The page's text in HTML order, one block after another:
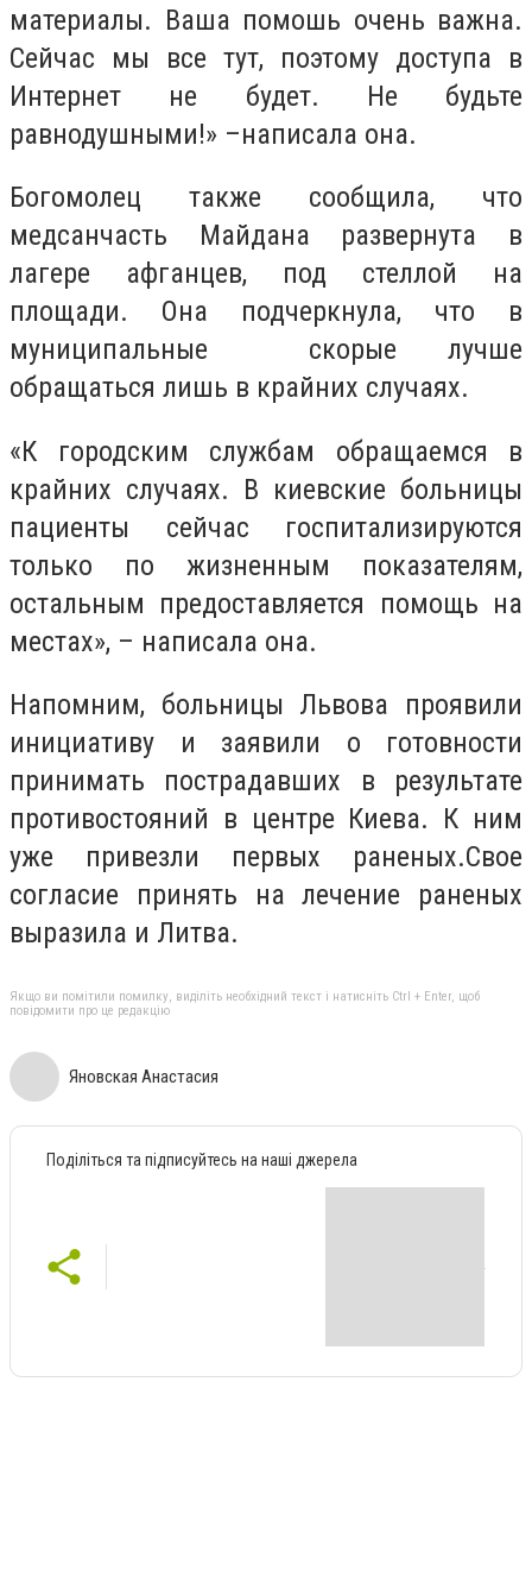
материалы. Ваша помошь очень важна.
Сейчас мы все тут, поэтому доступа в
Интернет не будет. Не будьте
равнодушными!» –написала она.
Богомолец также сообщила, что
медсанчасть Майдана развернута в
лагере афганцев, под стеллой на
площади. Она подчеркнула, что в
муниципальные скорые лучше
обращаться лишь в крайних случаях.
«К городским службам обращаемся в
крайних случаях. В киевские больницы
пациенты сейчас госпитализируются
только по жизненным показателям,
остальным предоставляется помощь на
местах», – написала она.
Напомним, больницы Львова проявили
инициативу и заявили о готовности
принимать пострадавших в результате
противостояний в центре Киева. К ним
уже привезли первых раненых.Свое
согласие принять на лечение раненых
выразила и Литва.
Якщо ви помітили помилку, виділіть необхідний текст і натисніть Ctrl + Enter, щоб
повідомити про це редакцію
Яновская Анастасия
Поділіться та підписуйтесь на наші джерела